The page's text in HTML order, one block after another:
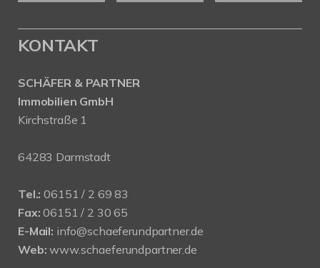
KONTAKT
SCHÄFER & PARTNER
Immobilien GmbH
Kirchstraße 1
64283 Darmstadt
Tel.: 06151 / 2 69 83
Fax: 06151 / 2 30 65
E-Mail: info@schaeferundpartner.de
Web: www.schaeferundpartner.de